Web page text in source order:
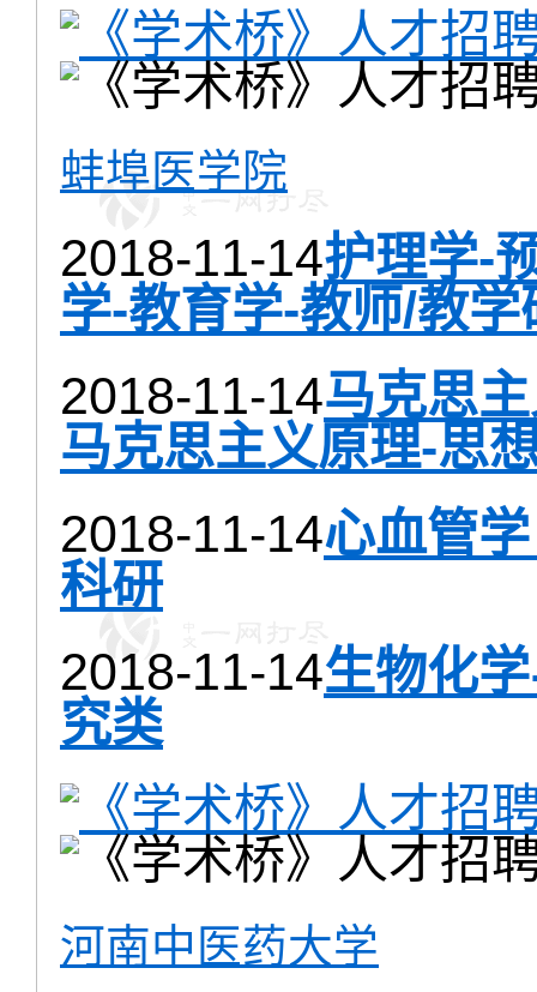
蚌埠医学院
2018-11-14护理学-
学-教育学-教师/教学
2018-11-14马克思
马克思主义原理-思
2018-11-14心血管
科研
2018-11-14生物化
究类
河南中医药大学